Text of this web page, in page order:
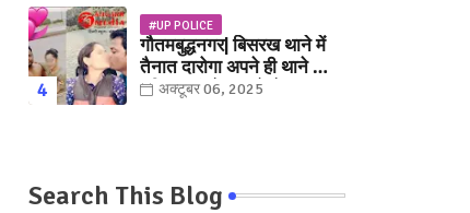
#UP POLICE
गौतमबुद्धनगर| बिसरख थाने में
तैनात दारोगा अपने ही थाने क़ी
महिला कांस्टेबल को लेकर हुए
अक्टूबर 06, 2025
Search This Blog